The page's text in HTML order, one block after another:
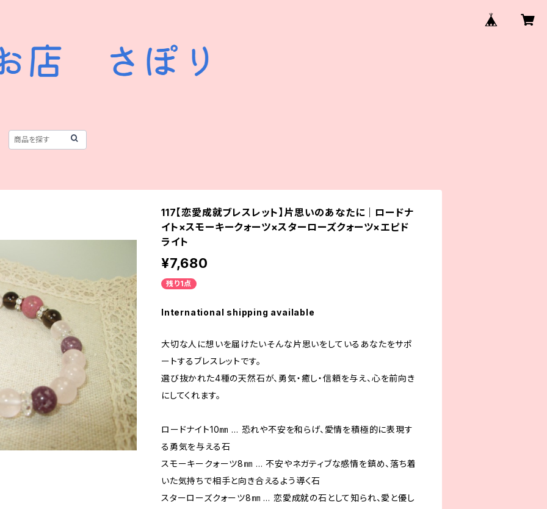
117【恋愛成就ブレスレット】片思いのあなたに｜ロードナ
イト×スモーキークォーツ×スターローズクォーツ×エピド
ライト
¥7,680
残り1点
International shipping available
大切な人に想いを届けたい――そんな片思いをしているあなたをサポ
ートするブレスレットです。
選び抜かれた4種の天然石が、勇気・癒し・信頼を与え、心を前向き
にしてくれます。
ロードナイト10㎜ … 恐れや不安を和らげ、愛情を積極的に表現す
る勇気を与える石
スモーキークォーツ8㎜ … 不安やネガティブな感情を鎮め、落ち着
いた気持ちで相手と向き合えるよう導く石
スターローズクォーツ8㎜ … 恋愛成就の石として知られ、愛と優し